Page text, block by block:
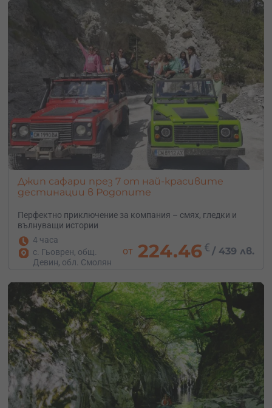
Джип сафари през 7 от най-красивите
дестинации в Родопите
Перфектно приключение за компания – смях, гледки и
вълнуващи истории
4 часа
с. Гьоврен, общ.
Девин, обл. Смолян
от 224.46€ /439 лв.